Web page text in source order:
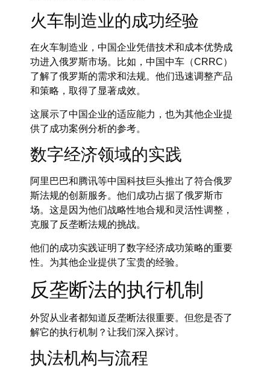
火车制造业的成功经验
在火车制造业，中国企业凭借技术和成本优势成
功进入俄罗斯市场。比如，中国中车（CRRC）
了解了俄罗斯的需求和法规。他们迅速调整产品
和策略，取得了显著成效。
这展示了中国企业的适应能力，也为其他企业提
供了成功案例分析的参考。
数字经济领域的实践
阿里巴巴和腾讯等中国科技巨头推出了符合俄罗
斯法规的创新服务。他们成功占据了俄罗斯市
场。这是因为他们战略性地合规和灵活性调整，
克服了反垄断法规的挑战。
他们的成功实践证明了数字经济成功策略的重要
性。为其他企业提供了宝贵的经验。
反垄断法的执行机制
外贸从业者都知道反垄断法很重要。但您是否了
解它的执行机制？让我们深入探讨。
执法机构与流程